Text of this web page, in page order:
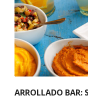
ARROLLADO BAR: